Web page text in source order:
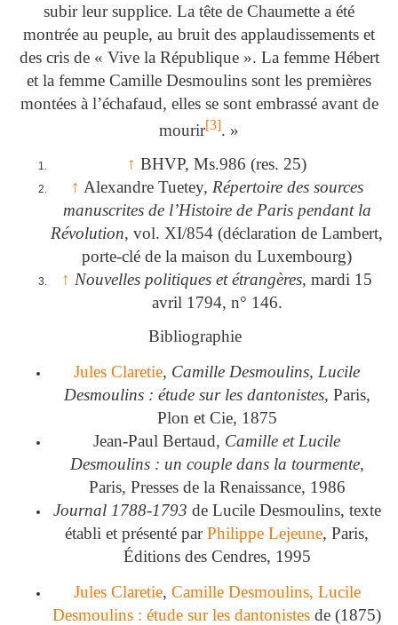
subir leur supplice. La tête de Chaumette a été
montrée au peuple, au bruit des applaudissements et
des cris de « Vive la République ». La femme Hébert
et la femme Camille Desmoulins sont les premières
montées à l’échafaud, elles se sont embrassé avant de
mourir[3]. »
↑ BHVP, Ms.986 (res. 25)
↑ Alexandre Tuetey, Répertoire des sources
manuscrites de l’Histoire de Paris pendant la
Révolution, vol. XI/854 (déclaration de Lambert,
porte-clé de la maison du Luxembourg)
↑ Nouvelles politiques et étrangères, mardi 15
avril 1794, n° 146.
Bibliographie
Jules Claretie, Camille Desmoulins, Lucile
Desmoulins : étude sur les dantonistes, Paris,
Plon et Cie, 1875
Jean-Paul Bertaud, Camille et Lucile
Desmoulins : un couple dans la tourmente,
Paris, Presses de la Renaissance, 1986
Journal 1788-1793 de Lucile Desmoulins, texte
établi et présenté parPhilippe Lejeune, Paris,
Éditions des Cendres, 1995
Jules Claretie, Camille Desmoulins, Lucile
Desmoulins : étude sur les dantonistes de (1875)